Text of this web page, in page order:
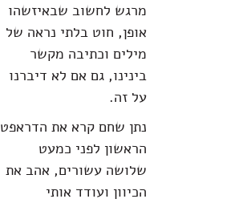
מרגש לחשוב שבאיזשהו
אופן, חוט בלתי נראה של
מילים וכתיבה מקשר
בינינו, גם אם לא דיברנו
על זה.
נתן שחם קרא את הדראפט
הראשון לפני כמעט
שלושה עשורים, אהב את
הכיוון ועודד אותי